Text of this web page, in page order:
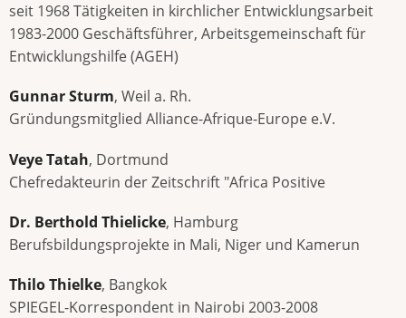
seit 1968 Tätigkeiten in kirchlicher Entwicklungsarbeit
1983-2000 Geschäftsführer, Arbeitsgemeinschaft für
Entwicklungshilfe (AGEH)
Gunnar Sturm, Weil a. Rh.
Gründungsmitglied Alliance-Afrique-Europe e.V.
Veye Tatah, Dortmund
Chefredakteurin der Zeitschrift "Africa Positive
Dr. Berthold Thielicke, Hamburg
Berufsbildungsprojekte in Mali, Niger und Kamerun
Thilo Thielke, Bangkok
SPIEGEL-Korrespondent in Nairobi 2003-2008